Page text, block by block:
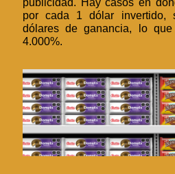
por cada 1 dólar invertido,
dólares de ganancia, lo
4.000%.